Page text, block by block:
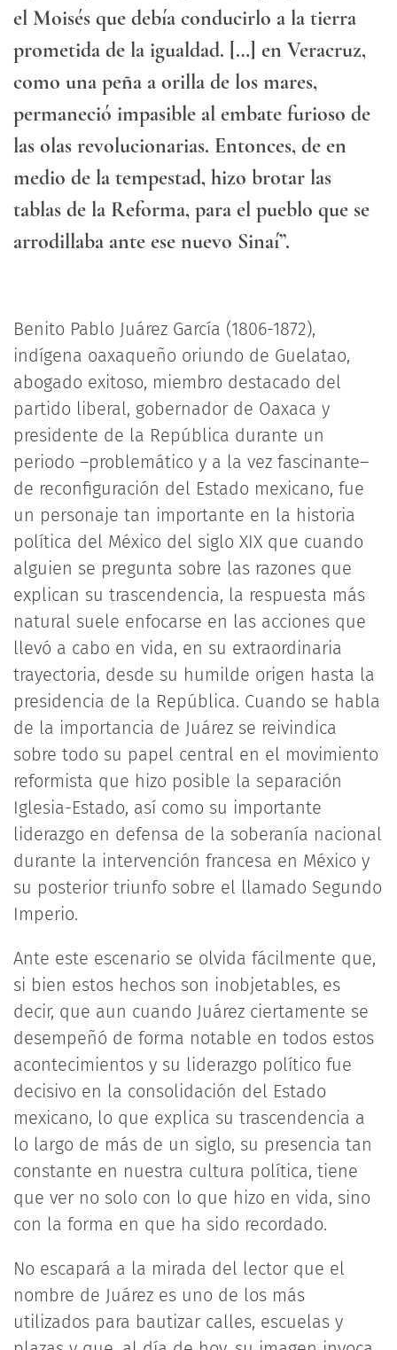
el Moisés que debía conducirlo a la tierra
prometida de la igualdad. […] en Veracruz,
como una peña a orilla de los mares,
permaneció impasible al embate furioso de
las olas revolucionarias. Entonces, de en
medio de la tempestad, hizo brotar las
tablas de la Reforma, para el pueblo que se
arrodillaba ante ese nuevo Sinaí”.
Benito Pablo Juárez García (1806-1872),
indígena oaxaqueño oriundo de Guelatao,
abogado exitoso, miembro destacado del
partido liberal, gobernador de Oaxaca y
presidente de la República durante un
periodo –problemático y a la vez fascinante–
de reconfiguración del Estado mexicano, fue
un personaje tan importante en la historia
política del México del siglo XIX que cuando
alguien se pregunta sobre las razones que
explican su trascendencia, la respuesta más
natural suele enfocarse en las acciones que
llevó a cabo en vida, en su extraordinaria
trayectoria, desde su humilde origen hasta la
presidencia de la República. Cuando se habla
de la importancia de Juárez se reivindica
sobre todo su papel central en el movimiento
reformista que hizo posible la separación
Iglesia-Estado, así como su importante
liderazgo en defensa de la soberanía nacional
durante la intervención francesa en México y
su posterior triunfo sobre el llamado Segundo
Imperio.
Ante este escenario se olvida fácilmente que,
si bien estos hechos son inobjetables, es
decir, que aun cuando Juárez ciertamente se
desempeñó de forma notable en todos estos
acontecimientos y su liderazgo político fue
decisivo en la consolidación del Estado
mexicano, lo que explica su trascendencia a
lo largo de más de un siglo, su presencia tan
constante en nuestra cultura política, tiene
que ver no solo con lo que hizo en vida, sino
con la forma en que ha sido recordado.
No escapará a la mirada del lector que el
nombre de Juárez es uno de los más
utilizados para bautizar calles, escuelas y